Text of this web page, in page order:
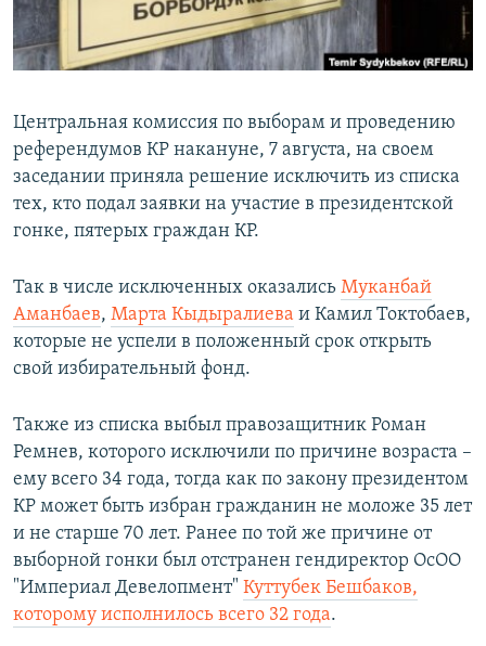
Центральная комиссия по выборам и проведению
референдумов КР накануне, 7 августа, на своем
заседании приняла решение исключить из списка
тех, кто подал заявки на участие в президентской
гонке, пятерых граждан КР.
Так в числе исключенных оказались Муканбай
Аманбаев, Марта Кыдыралиева и Камил Токтобаев,
которые не успели в положенный срок открыть
свой избирательный фонд.
Также из списка выбыл правозащитник Роман
Ремнев, которого исключили по причине возраста –
ему всего 34 года, тогда как по закону президентом
КР может быть избран гражданин не моложе 35 лет
и не старше 70 лет. Ранее по той же причине от
выборной гонки был отстранен гендиректор ОсОО
"Империал Девелопмент" Куттубек Бешбаков,
которому исполнилось всего 32 года.